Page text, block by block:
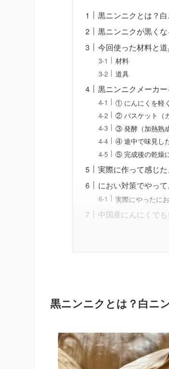
黒ニンニクとは？
黒ニンニクが黒く
今回使った材料と
材料
道具
黒ニンニクメーカ
① にんにくを軽
② バスケット（
③ 発酵（加熱熟
④ 途中で味見し
⑤ 完成後の乾燥
実際に作って感じた
におい対策でやっ
実際にやったに
中国産にんにくで
黒ニンニクとは？白ニ